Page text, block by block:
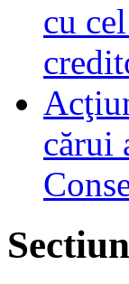
cu
cărui